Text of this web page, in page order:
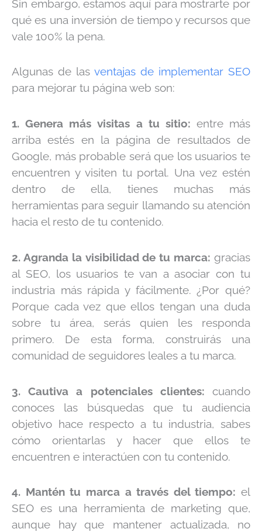
Sin embargo, estamos aquí para mostrarte por
qué es una inversión de tiempo y recursos que
vale 100% la pena.
Algunas de las ventajas de implementar SEO
para mejorar tu página web son:
1. Genera más visitas a tu sitio: entre más
arriba estés en la página de resultados de
Google, más probable será que los usuarios te
encuentren y visiten tu portal. Una vez estén
dentro de ella, tienes muchas más
herramientas para seguir llamando su atención
hacia el resto de tu contenido.
2. Agranda la visibilidad de tu marca: gracias
al SEO, los usuarios te van a asociar con tu
industria más rápida y fácilmente. ¿Por qué?
Porque cada vez que ellos tengan una duda
sobre tu área, serás quien les responda
primero. De esta forma, construirás una
comunidad de seguidores leales a tu marca.
3. Cautiva a potenciales clientes: cuando
conoces las búsquedas que tu audiencia
objetivo hace respecto a tu industria, sabes
cómo orientarlas y hacer que ellos te
encuentren e interactúen con tu contenido.
4. Mantén tu marca a través del tiempo: el
SEO es una herramienta de marketing que,
aunque hay que mantener actualizada, no